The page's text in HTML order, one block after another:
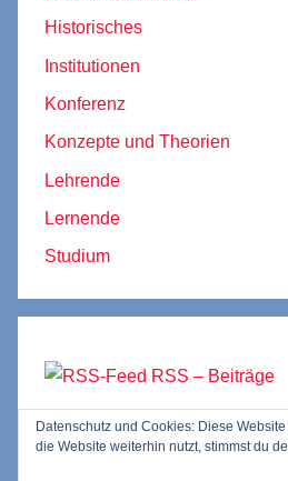
Historisches
Institutionen
Konferenz
Konzepte und Theorien
Lehrende
Lernende
Studium
RSS – Beiträge
RSS –
Datenschutz und Cookies: Diese
die Website weiterhin nutzt, stimmst du